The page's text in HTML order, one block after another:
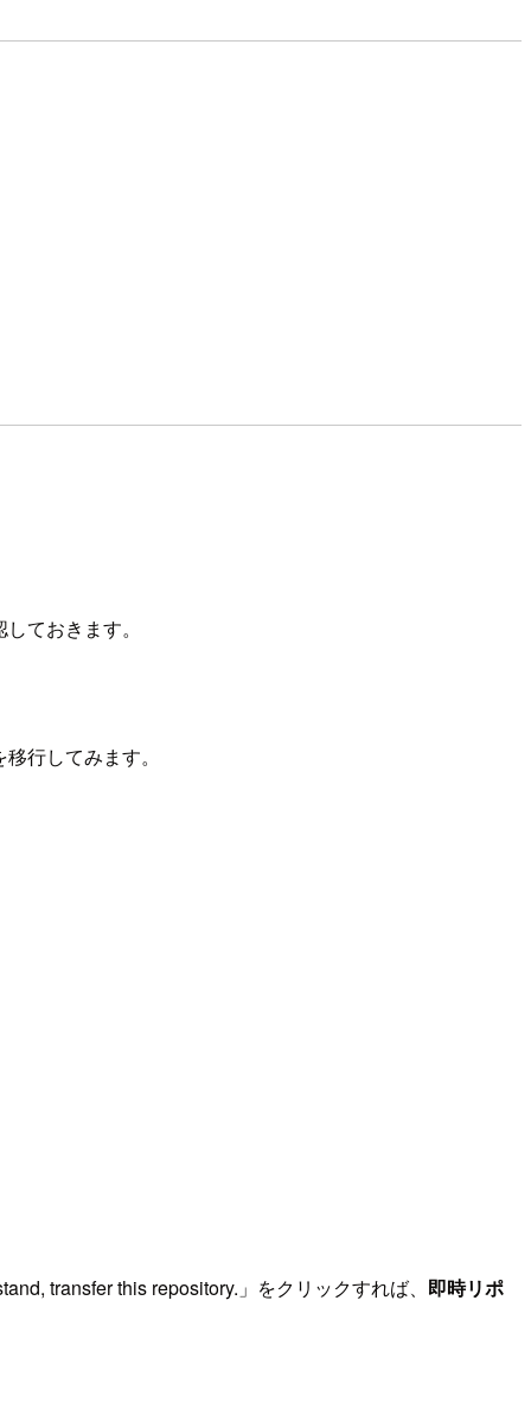
ておきます。
行してみます。
transfer this repository.」をクリックすれば、 即時リポ